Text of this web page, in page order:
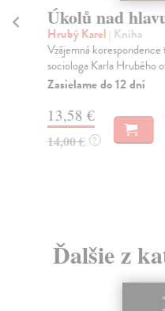
Úkolů nad
Hrubý Karel | Kniha
Vzájemná
sociologa Karla Hrubého
Zasielame do 12 dní
13,58 €
14,00 € ?
Ďalšie z